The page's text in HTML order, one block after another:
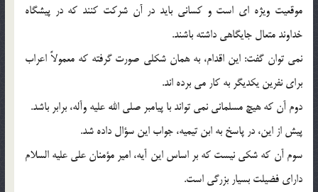
موقعیت ویژه اى است و کسانى باید در آن شرکت کنند که در پیشگاه
خداوند متعال جایگاهى داشته باشند.
نمى توان گفت: این اقدام، به همان شکلى صورت گرفته که معمولاً اعراب
براى نفرین یکدیگر به کار مى برده اند.
دوم آن که هیچ مسلمانی نمى تواند با پیامبر صلى الله علیه وآله، برابر باشد.
پیش از این، در پاسخ به ابن تیمیه، جواب این سؤال داده شد.
سوم آن که شکى نیست که بر اساس این آیه، امیر مؤمنان على علیه السلام
داراى فضیلت بسیار بزرگى است.